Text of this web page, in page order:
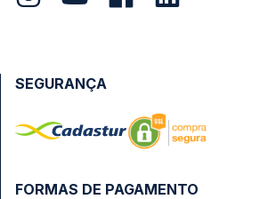
FORMAS DE PAGAMENTO
SEGURANÇA